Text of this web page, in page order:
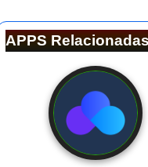
APPS